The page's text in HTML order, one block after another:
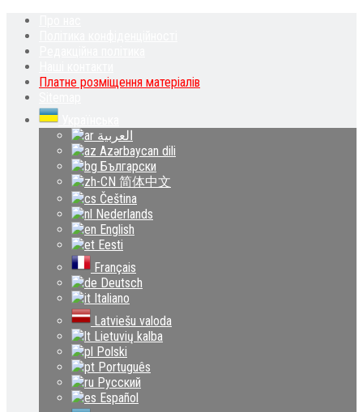
Платне розміщення матеріалів
العربية
Azərbaycan dili
Български
简体中文
Čeština‎
Nederlands
English
Eesti
Français
Deutsch
Italiano
Latviešu valoda
Lietuvių kalba
Polski
Português
Русский
Español